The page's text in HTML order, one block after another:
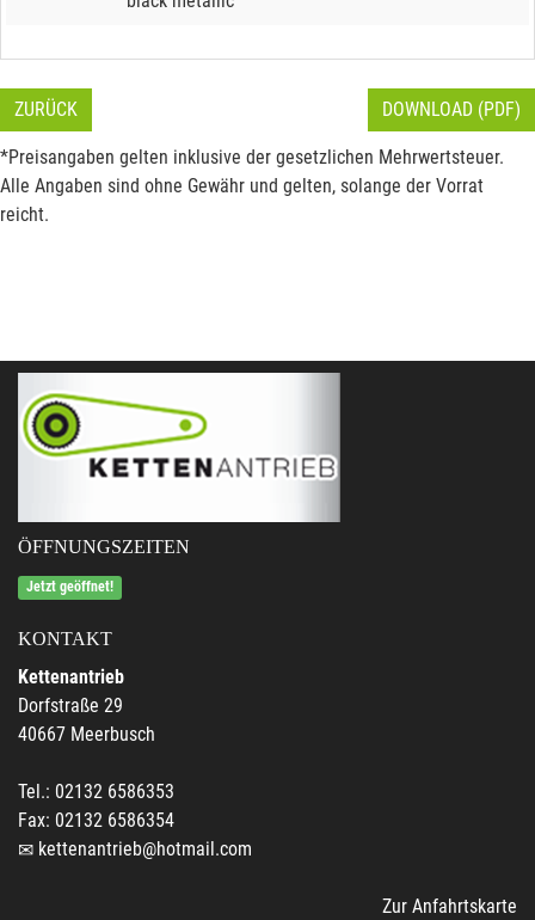
ZURÜCK DOWNLOAD (PDF)
*Preisangaben gelten inklusive der gesetzlichen Mehrwertsteuer.
Alle Angaben sind ohne Gewähr und gelten, solange der Vorrat
reicht.
ÖFFNUNGSZEITEN
Jetzt geöffnet!
KONTAKT
Kettenantrieb
Dorfstraße 29
40667 Meerbusch
Tel.: 02132 6586353
Fax: 02132 6586354
kettenantrieb@hotmail.com
Zur Anfahrtskarte